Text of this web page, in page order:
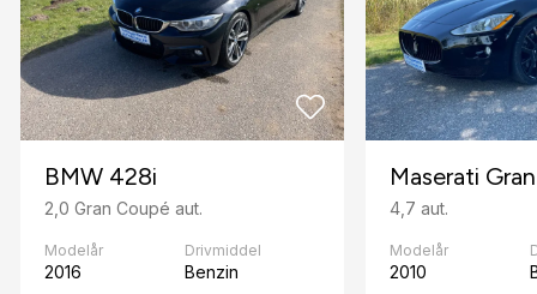
A
Automatisk lys
Automatisk start/stop
B
bagagerumsdækken
BMW 428i
2,0 Gran Coupé aut.
Modelår
2016
Drivmiddel
Benzin
Maserati
4,7 aut.
Modelår
2010